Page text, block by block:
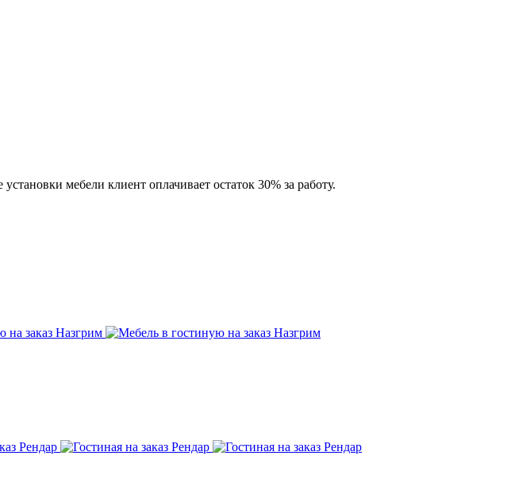
мебели клиент оплачивает остаток 30% за работу.